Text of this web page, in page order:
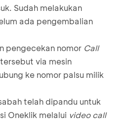
Sudah melakukan
ada pengembalian
pengecekan nomor Call
tersebut via mesin
ke nomor palsu milik
telah dipandu untuk
Oneklik melalui video call